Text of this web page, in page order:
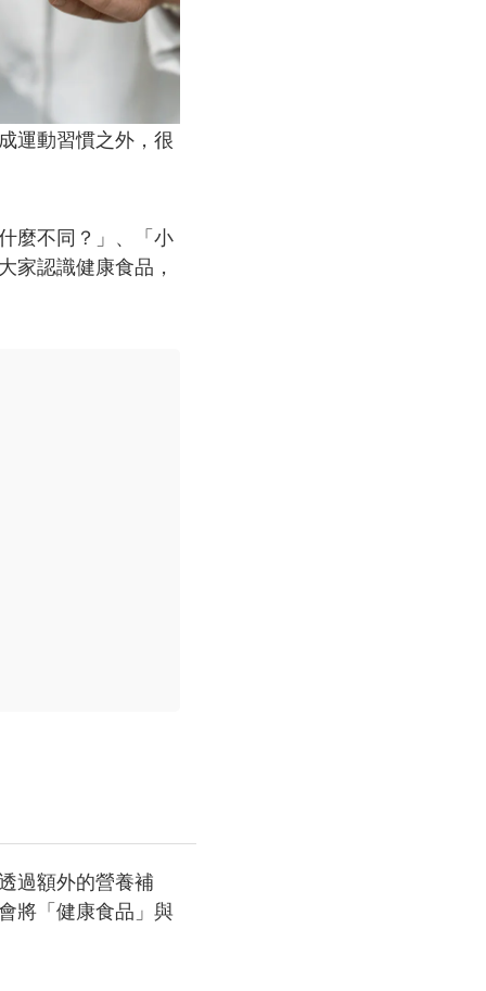
運動習慣之外，很
麼不同？」、「小
家認識健康食品，
過額外的營養補
將「健康食品」與